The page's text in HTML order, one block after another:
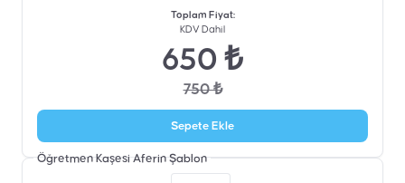
Toplam Fiyat:
KDV Dahil
650 ₺
750 ₺
Sepete Ekle
Öğretmen Kaşesi Aferin Şablon